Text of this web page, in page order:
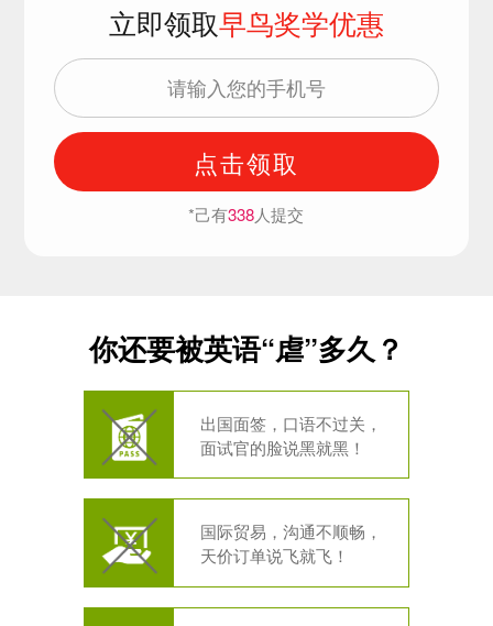
立即领取早鸟奖学优惠
点击领取
*己有338人提交
你还要被英语“虐”多久？
出国面签，口语不过关，
面试官的脸说黑就黑！
国际贸易，沟通不顺畅，
天价订单说飞就飞！